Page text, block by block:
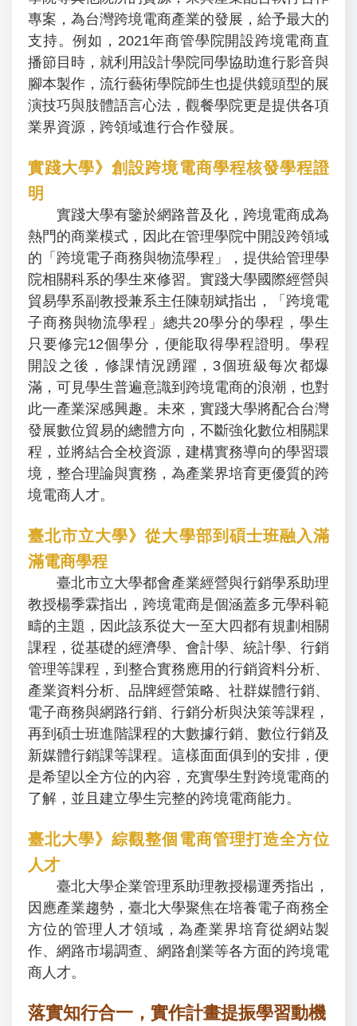
專案，為台灣跨境電商產業的發展，給予最大的
支持。例如，2021年商管學院開設跨境電商直
播節目時，就利用設計學院同學協助進行影音與
腳本製作，流行藝術學院師生也提供鏡頭型的展
演技巧與肢體語言心法，觀餐學院更是提供各項
業界資源，跨領域進行合作發展。
實踐大學》創設跨境電商學程核發學程證
明
實踐大學有鑒於網路普及化，跨境電商成為
熱門的商業模式，因此在管理學院中開設跨領域
的「跨境電子商務與物流學程」，提供給管理學
院相關科系的學生來修習。實踐大學國際經營與
貿易學系副教授兼系主任陳朝斌指出，「跨境電
子商務與物流學程」總共20學分的學程，學生
只要修完12個學分，便能取得學程證明。學程
開設之後，修課情況踴躍，3個班級每次都爆
滿，可見學生普遍意識到跨境電商的浪潮，也對
此一產業深感興趣。未來，實踐大學將配合台灣
發展數位貿易的總體方向，不斷強化數位相關課
程，並將結合全校資源，建構實務導向的學習環
境，整合理論與實務，為產業界培育更優質的跨
境電商人才。
臺北市立大學》從大學部到碩士班融入滿
滿電商學程
臺北市立大學都會產業經營與行銷學系助理
教授楊季霖指出，跨境電商是個涵蓋多元學科範
疇的主題，因此該系從大一至大四都有規劃相關
課程，從基礎的經濟學、會計學、統計學、行銷
管理等課程，到整合實務應用的行銷資料分析、
產業資料分析、品牌經營策略、社群媒體行銷、
電子商務與網路行銷、行銷分析與決策等課程，
再到碩士班進階課程的大數據行銷、數位行銷及
新媒體行銷課等課程。這樣面面俱到的安排，便
是希望以全方位的內容，充實學生對跨境電商的
了解，並且建立學生完整的跨境電商能力。
臺北大學》綜觀整個電商管理打造全方位
人才
臺北大學企業管理系助理教授楊運秀指出，
因應產業趨勢，臺北大學聚焦在培養電子商務全
方位的管理人才領域，為產業界培育從網站製
作、網路市場調查、網路創業等各方面的跨境電
商人才。
落實知行合一，實作計畫提振學習動機